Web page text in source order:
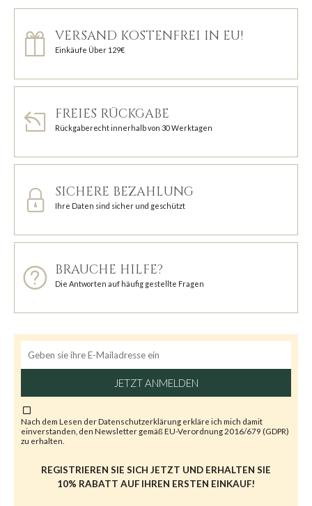
VERSAND KOSTENFREI IN EU!
Einkäufe Über 129€
FREIES RÜCKGABE
Rückgaberecht innerhalb von 30 Werktagen
SICHERE BEZAHLUNG
Ihre Daten sind sicher und geschützt
BRAUCHE HILFE?
Die Antworten auf häufig gestellte Fragen
JETZT ANMELDEN
Nach dem Lesen derDatenschutzerklärung erkläre ich mich damit
einverstanden, den Newsletter gemäß EU-Verordnung 2016/679 (GDPR)
zu erhalten.
REGISTRIEREN SIE SICH JETZT UND ERHALTEN SIE
10% RABATT AUF IHREN ERSTEN EINKAUF!